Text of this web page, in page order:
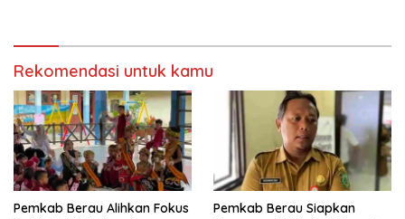
Rekomendasi untuk kamu
Pemkab Berau Alihkan Fokus
Pemkab Berau Siapkan